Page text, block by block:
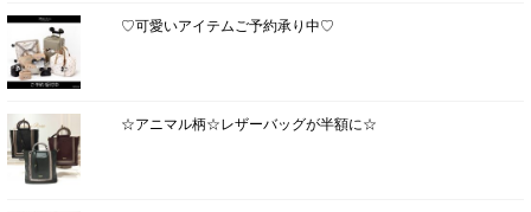
♡可愛いアイテムご予約承り中♡
☆アニマル柄☆レザーバッグが半額に☆